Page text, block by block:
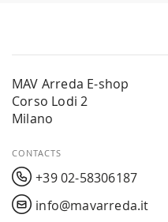
MAV Arreda E-shop
Corso Lodi 2
Milano
CONTACTS
+39 02-58306187
info@mavarreda.it